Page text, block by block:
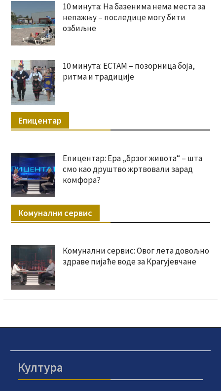
10 минута: На базенима нема места за
непажњу – последице могу бити
озбиљне
10 минута: ЕСТАМ – позорница боја,
ритма и традиције
Епицентар
Епицентар: Ера „брзог живота“ – шта
смо као друштво жртвовали зарад
комфора?
Комунални сервис
Комунални сервис: Овог лета довољно
здраве пијаће воде за Крагујевчане
Култура